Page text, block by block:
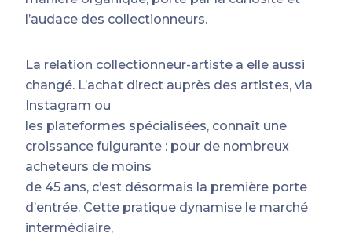
l’audace des collectionneurs.
La relation collectionneur-artiste a elle aussi
changé. L’achat direct auprès des artistes, via
Instagram ou
les plateformes spécialisées, connaît une
croissance fulgurante : pour de nombreux
acheteurs de moins
de 45 ans, c’est désormais la première porte
d’entrée. Cette pratique dynamise le marché
intermédiaire,